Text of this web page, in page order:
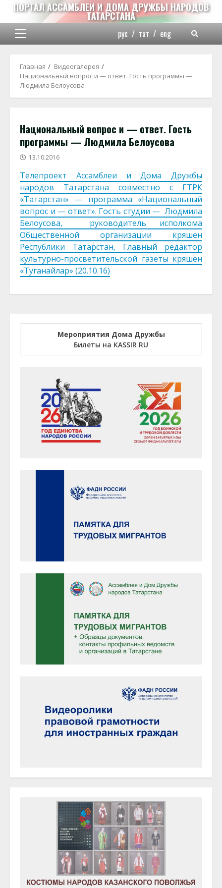
Перейти
содержимому
ПОРТАЛ АССАМБЛЕИ И ДОМА ДРУЖБЫ НАРОДОВ
ТАТАРСТАНА
Основное
рус / тат / eng
Главная
Видеогалерея
Национальный вопрос и — ответ. Гость программы —
Людмила Белоусова
Национальный вопрос и — ответ. Гость
программы — Людмила Белоусова
13.10.2016
Телепроект Ассамблеи и Дома Дружбы
народов Татарстана совместно с ГТРК
«Татарстан» — программа «Национальный
вопрос и — ответ». Гость студии — Людмила
Белоусова, руководитель исполкома
Общественной организации кряшен
Республики Татарстан, Главный редактор
культурно-просветительской газеты кряшен
«Туганайлар» (20.10.16)
Мероприятия Дома Дружбы
Билеты на KASSIR RU